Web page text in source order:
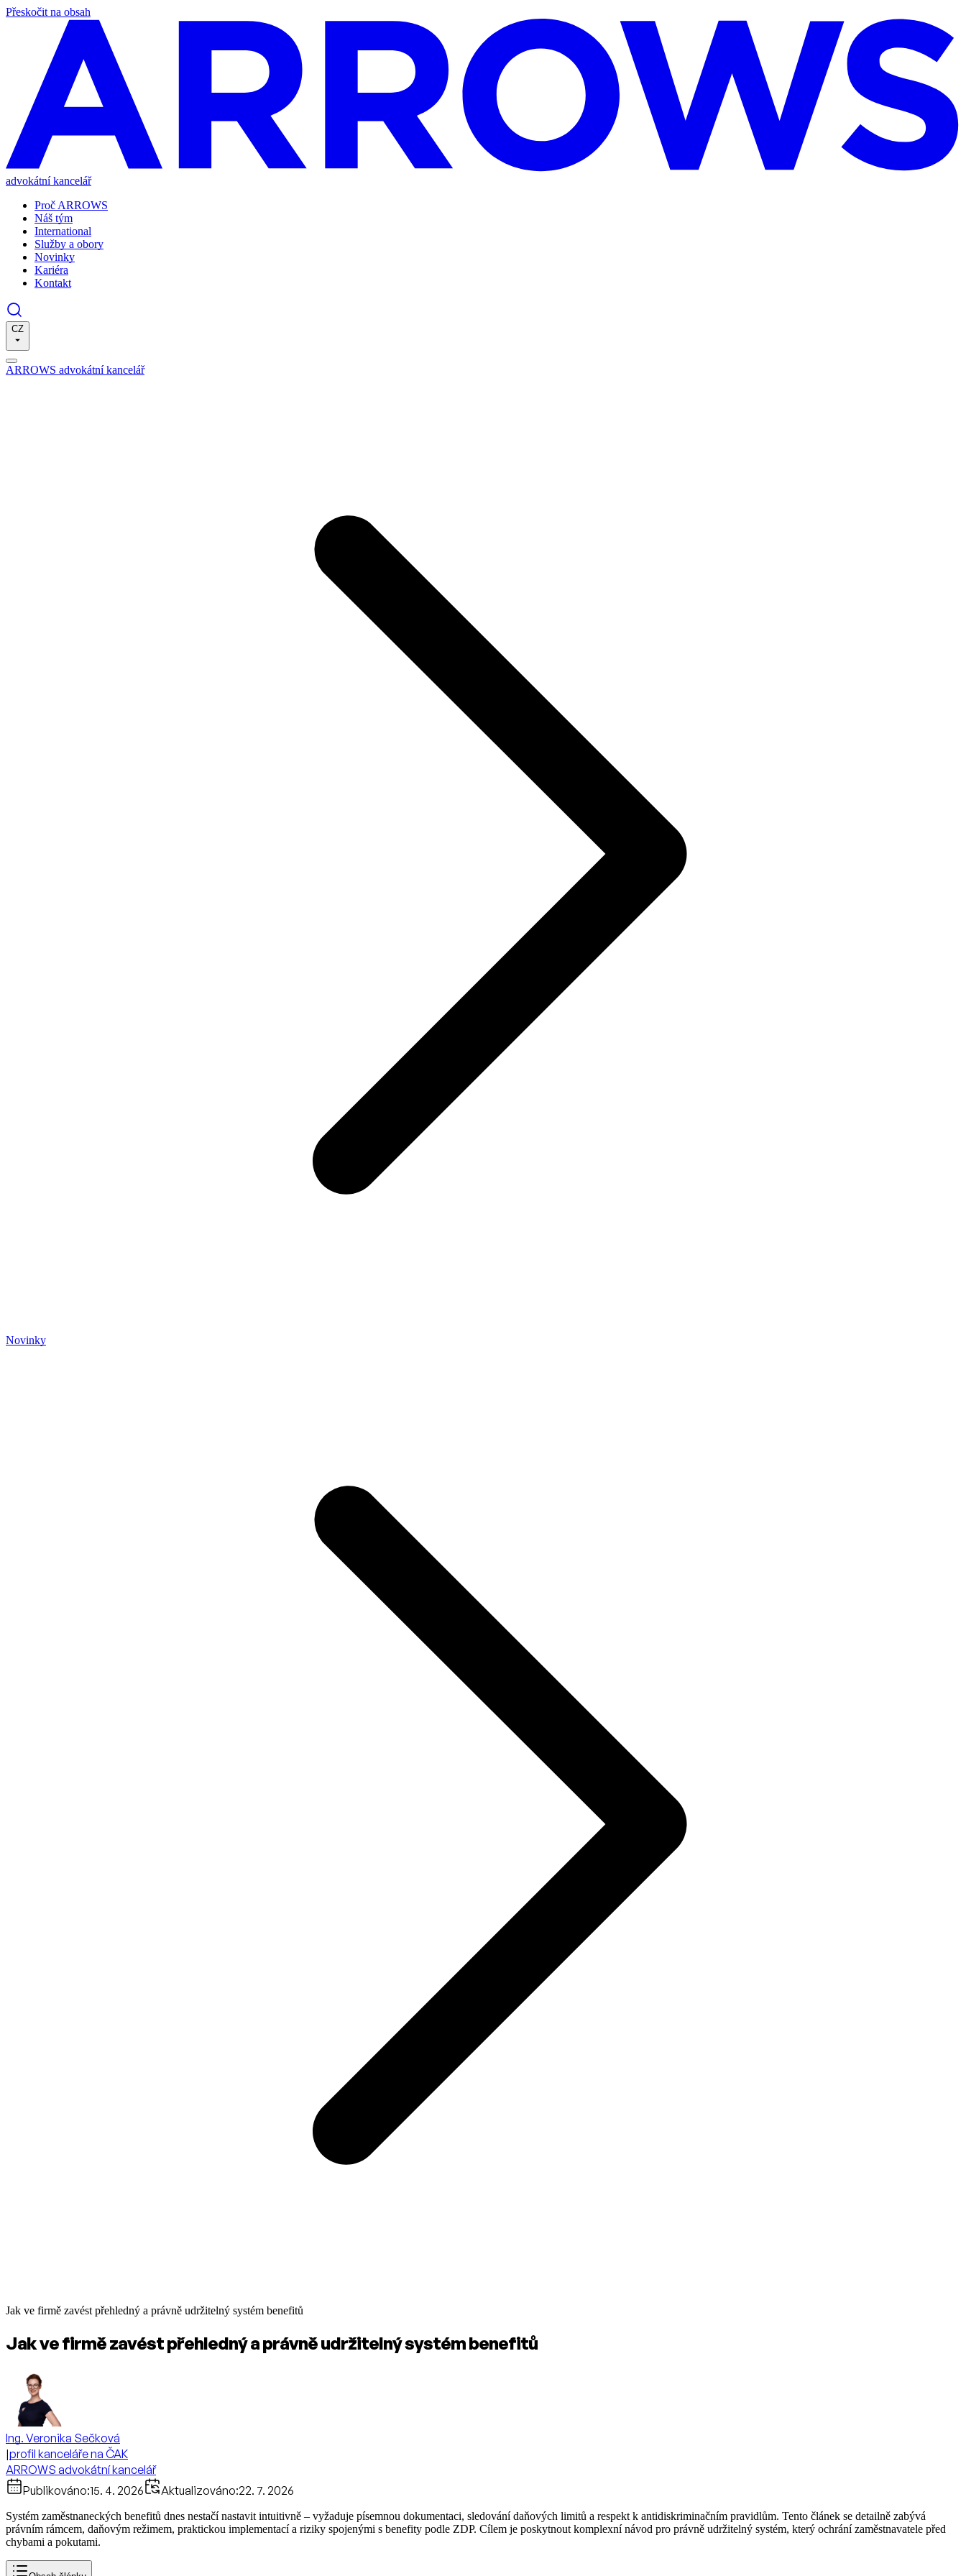
Přeskočit na obsah
advokátní kancelář
Proč ARROWS
Náš tým
International
Služby a obory
Novinky
Kariéra
Kontakt
CZ
ARROWS advokátní kancelář
Novinky
Jak ve firmě zavést přehledný a právně udržitelný systém benefitů
Jak ve firmě zavést přehledný a právně udržitelný systém benefitů
Ing. Veronika Sečková
|profil kanceláře na ČAK
ARROWS advokátní kancelář
Publikováno:15. 4. 2026 Aktualizováno:22. 7. 2026
Systém zaměstnaneckých benefitů dnes nestačí nastavit intuitivně – vyžaduje písemnou dokumentaci, sledování daňových limitů a respekt k antidiskriminačním pravidlům. Tento článek se detailně zabývá
právním rámcem, daňovým režimem, praktickou implementací a riziky spojenými s benefity podle ZDP. Cílem je poskytnout komplexní návod pro právně udržitelný systém, který ochrání zaměstnavatele před
chybami a pokutami.